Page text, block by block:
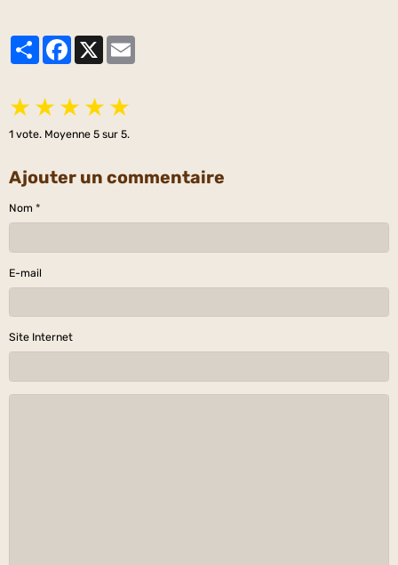
PartagerFacebook
★ ★ ★ ★ ★
1 vote. Moyenne 5 sur 5.
Ajouter un commentaire
Nom
E-mail
Site Internet